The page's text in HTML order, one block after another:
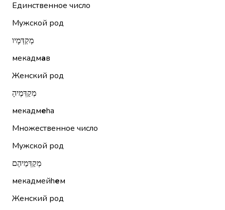
Единственное число
Мужской род
מְקַדְּמָיו
мекадмав
Женский род
מְקַדְּמֶיהָ
мекадмеhа
Множественное число
Мужской род
מְקַדְּמֵיהֶם
мекадмейhем
Женский род